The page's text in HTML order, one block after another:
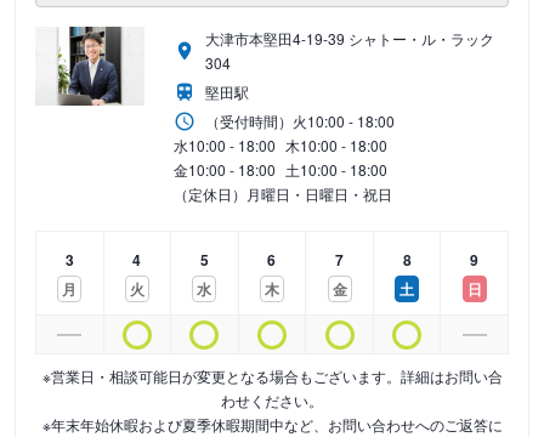
大津市本堅田4-19-39 シャトー・ル・ラック
304
堅田駅
（受付時間） 火10:00 - 18:00
水10:00 - 18:00 木10:00 - 18:00
金10:00 - 18:00 土10:00 - 18:00
（定休日）月曜日・日曜日・祝日
3
月
4
火
5
水
6
木
7
金
8
土
9
日
※営業日・相談可能日が変更となる場合もございます。詳細はお問い合
わせください。
※年末年始休暇および夏季休暇期間中など、お問い合わせへのご返答に